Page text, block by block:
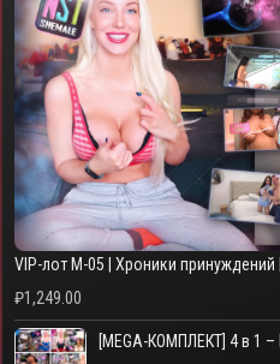
VIP-лот M-05 | Хроники
₽1,249.00
[MEGA-КОМПЛЕКТ] 4 в 1